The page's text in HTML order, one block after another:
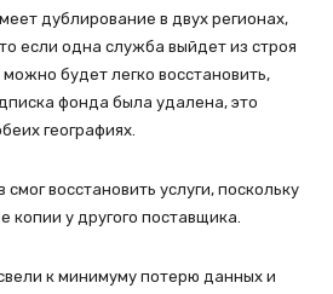
дублирование в двух регионах,
если одна служба выйдет из строя
будет легко восстановить,
фонда была удалена, это
географиях.
восстановить услуги, поскольку
копии у другого поставщика.
к минимуму потерю данных и